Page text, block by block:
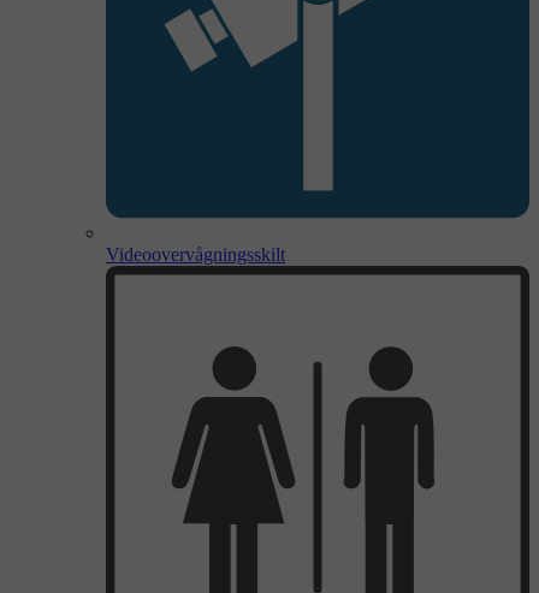
Videoovervågningsskilt